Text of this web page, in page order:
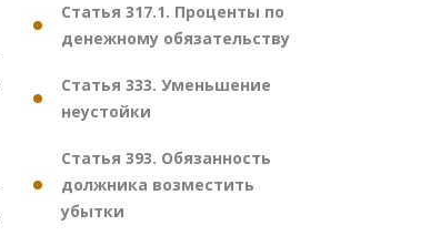
Статья 317.1. Проценты по
денежному обязательству
Статья 333. Уменьшение
неустойки
Статья 393. Обязанность
должника возместить
убытки